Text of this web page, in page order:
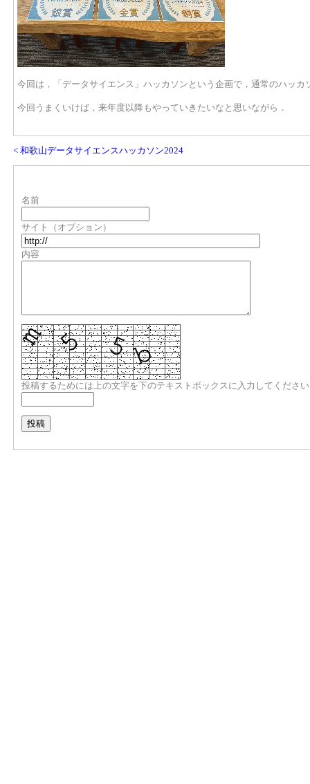
今回は，「データサイエンス」ハッカソンという企画で，通常のハッ
今回うまくいけば，来年度以降もやっていきたいなと思いながら．
< 和歌山データサイエンスハッカソン2024
名前
サイト（オプション）
内容
投稿するためには上の文字を下のテキストボックスに入力してくださ